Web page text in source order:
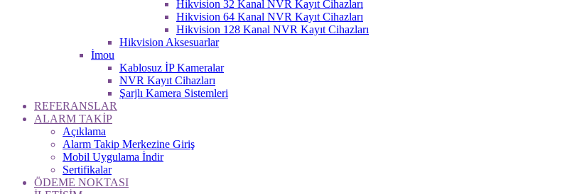
Hikvision 32 Kanal NVR Kayıt Cihazları
Hikvision 64 Kanal NVR Kayıt Cihazları
Hikvision 128 Kanal NVR Kayıt Cihazları
Hikvision Aksesuarlar
İmou
Kablosuz İP Kameralar
NVR Kayıt Cihazları
Şarjlı Kamera Sistemleri
REFERANSLAR
ALARM TAKİP
Açıklama
Alarm Takip Merkezine Giriş
Mobil Uygulama İndir
Sertifikalar
ÖDEME NOKTASI